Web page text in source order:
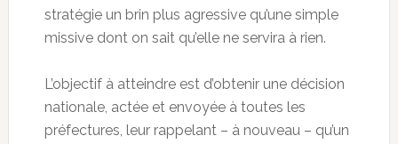
stratégie un brin plus agressive qu’une simple
missive dont on sait qu’elle ne servira à rien.
L’objectif à atteindre est d’obtenir une décision
nationale, actée et envoyée à toutes les
préfectures, leur rappelant – à nouveau – qu’un